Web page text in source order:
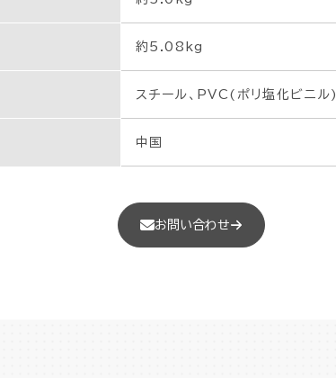
約5.08kg
スチール、PVC(ポリ塩化ビニル)
中国
お問い合わせ